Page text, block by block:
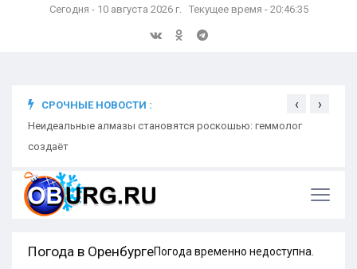
Сегодня - 10 августа 2026 г. Текущее время - 20:46:36
СРОЧНЫЕ НОВОСТИ :
Неидеальные алмазы становятся роскошью: геммолог
создаёт
‹ ›
Погода в ОренбургеПогода временно недоступна.